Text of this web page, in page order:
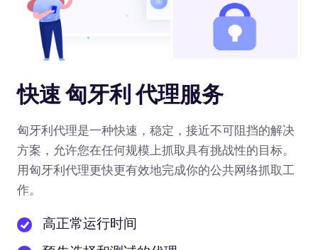
快速 匈牙利 代理服务
匈牙利代理是一种快速，稳定，接近不可阻挡的解决
方案，允许您在任何规模上抓取具有挑战性的目标。
用匈牙利代理更快更有效地完成你的公共网络抓取工
作。
高正常运行时间